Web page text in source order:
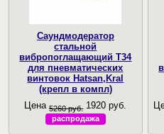
Саундмодератор
стальной
вибропоглащающий T34
для пневматических
винтовок Hatsan,Kral
(крепл в компл)
Цена5260 руб. 1920 руб.
распродажа